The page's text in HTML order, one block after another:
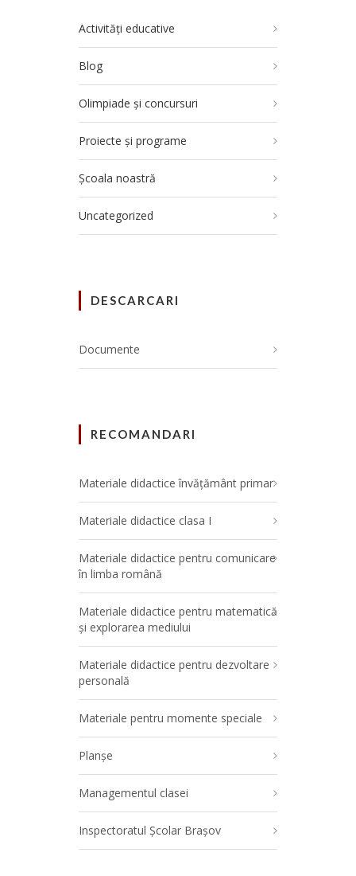
Activități educative
Blog
Olimpiade și concursuri
Proiecte și programe
Școala noastră
Uncategorized
DESCARCARI
Documente
RECOMANDARI
Materiale didactice învățământ primar
Materiale didactice clasa I
Materiale didactice pentru comunicare
în limba română
Materiale didactice pentru matematică
și explorarea mediului
Materiale didactice pentru dezvoltare
personală
Materiale pentru momente speciale
Planșe
Managementul clasei
Inspectoratul Școlar Brașov